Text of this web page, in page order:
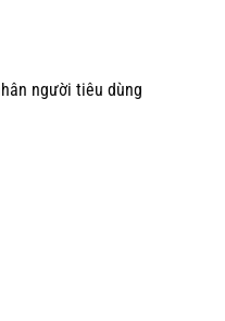
người tiêu dùng